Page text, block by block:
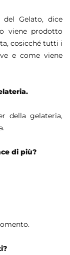
Gelato, dice
viene prodotto
cosicché tutti i
e come viene
della gelateria,
di più?